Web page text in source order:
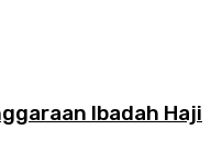
Ibadah Haji